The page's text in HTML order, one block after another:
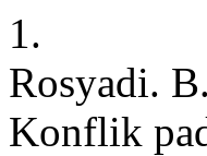
1.
Rosyadi.
Konflik